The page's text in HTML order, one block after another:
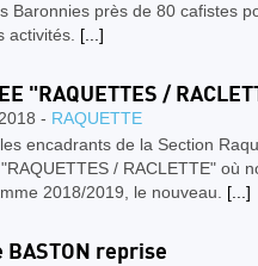
Baronnies près de 80 cafistes
activités. [...]
"RAQUETTES /
- RAQUETTE
encadrants de la Section
/ RACLETTE" où
2018/2019, le nouveau. [...]
BASTON reprise